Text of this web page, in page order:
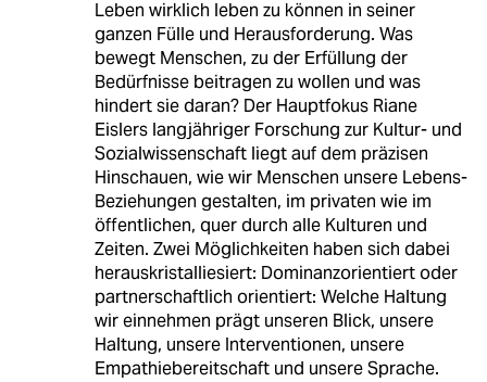
Leben wirklich leben zu können in seiner
ganzen Fülle und Herausforderung. Was
bewegt Menschen, zu der Erfüllung der
Bedürfnisse beitragen zu wollen und was
hindert sie daran? Der Hauptfokus Riane
Eislers langjähriger Forschung zur Kultur- und
Sozialwissenschaft liegt auf dem präzisen
Hinschauen, wie wir Menschen unsere Lebens-
Beziehungen gestalten, im privaten wie im
öffentlichen, quer durch alle Kulturen und
Zeiten. Zwei Möglichkeiten haben sich dabei
herauskristalliesiert: Dominanzorientiert oder
partnerschaftlich orientiert: Welche Haltung
wir einnehmen prägt unseren Blick, unsere
Haltung, unsere Interventionen, unsere
Empathiebereitschaft und unsere Sprache.